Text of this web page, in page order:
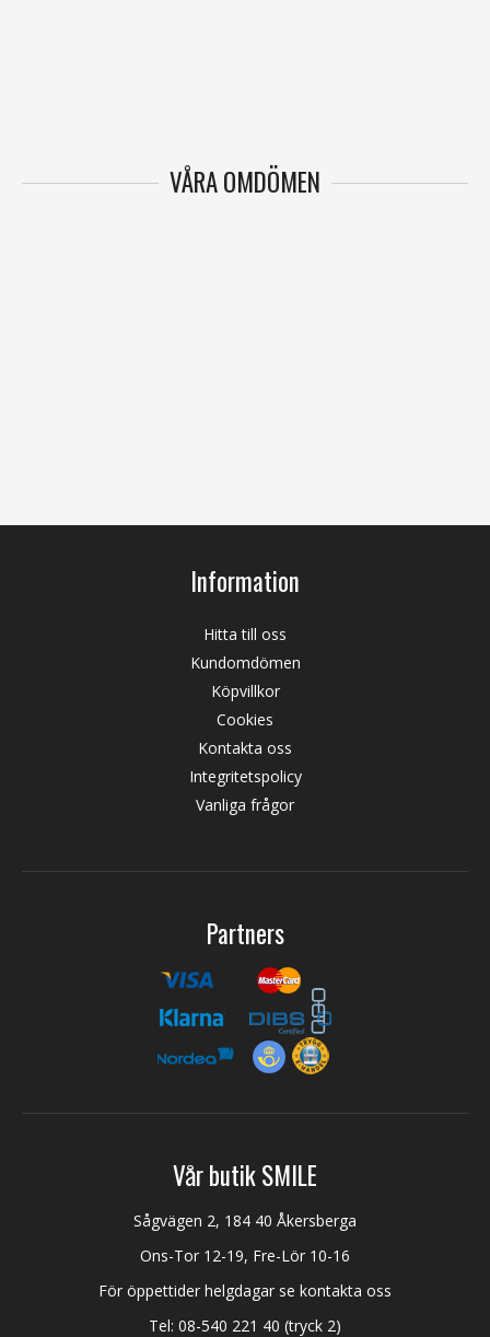
VÅRA OMDÖMEN
Information
Hitta till oss
Kundomdömen
Köpvillkor
Cookies
Kontakta oss
Integritetspolicy
Vanliga frågor
Partners
Vår butik SMILE
Sågvägen 2, 184 40 Åkersberga
Ons-Tor 12-19, Fre-Lör 10-16
För öppettider helgdagar se kontakta oss
Tel: 08-540 221 40 (tryck 2)